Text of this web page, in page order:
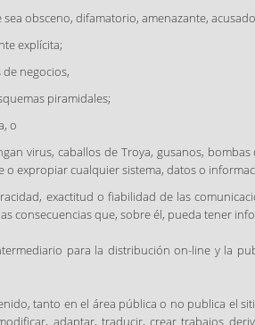
obsceno, difamatorio, amenazante,
explícita;
negocios,
piramidales;
o
virus, caballos de Troya, gusanos,
expropiar cualquier sistema, datos o
exactitud o fiabilidad de las
consecuencias que, sobre él, pueda tener
para la distribución on-line y la
tanto en el área pública o no publica el
adaptar, traducir, crear trabajos